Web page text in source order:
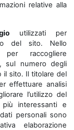
relative alla
utilizzati per
del sito. Nello
raccogliere
sul numero degli
il sito. Il titolare del
effettuare analisi
l’utilizzo del
interessanti e
personali sono
elaborazione